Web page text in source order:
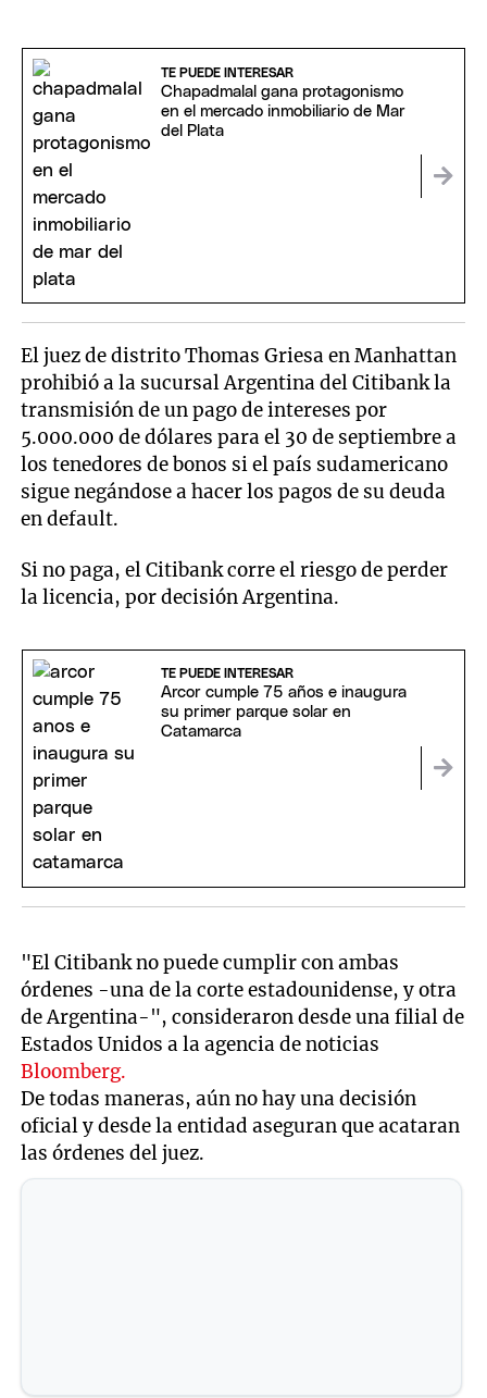
TE PUEDE INTERESAR
Chapadmalal gana protagonismo
en el mercado inmobiliario de Mar
del Plata
El juez de distrito Thomas Griesa en Manhattan
prohibió a la sucursal Argentina del Citibank la
transmisión de un pago de intereses por
5.000.000 de dólares para el 30 de septiembre a
los tenedores de bonos si el país sudamericano
sigue negándose a hacer los pagos de su deuda
en default.
Si no paga, el Citibank corre el riesgo de perder
la licencia, por decisión Argentina.
TE PUEDE INTERESAR
Arcor cumple 75 años e inaugura
su primer parque solar en
Catamarca
"El Citibank no puede cumplir con ambas
órdenes -una de la corte estadounidense, y otra
de Argentina-", consideraron desde una filial de
Estados Unidos a la agencia de noticias
Bloomberg.
De todas maneras, aún no hay una decisión
oficial y desde la entidad aseguran que acataran
las órdenes del juez.